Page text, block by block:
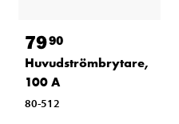
7990
Huvudströmbrytare,
100 A
80-512